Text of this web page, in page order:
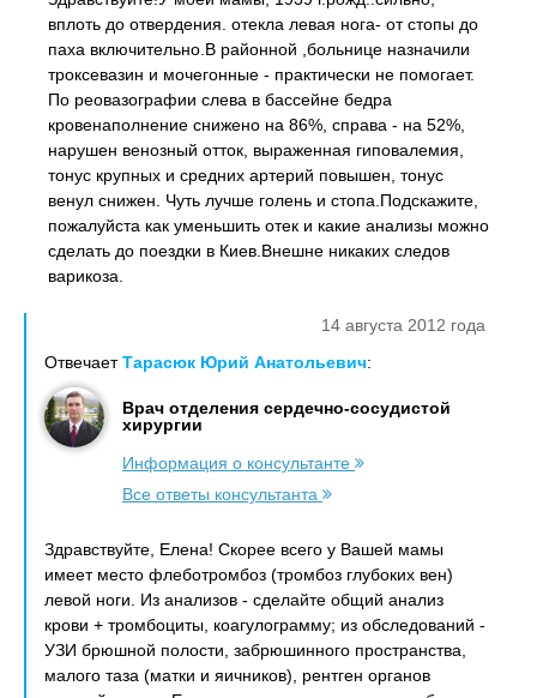
вплоть до отвердения. отекла левая нога- от стопы до
паха включительно.В районной ,больнице назначили
троксевазин и мочегонные - практически не помогает.
По реовазографии слева в бассейне бедра
кровенаполнение снижено на 86%, справа - на 52%,
нарушен венозный отток, выраженная гиповалемия,
тонус крупных и средних артерий повышен, тонус
венул снижен. Чуть лучше голень и стопа.Подскажите,
пожалуйста как уменьшить отек и какие анализы можно
сделать до поездки в Киев.Внешне никаких следов
варикоза.
14 августа 2012 года
ОтвечаетТарасюк Юрий Анатольевич:
Врач отделения сердечно-сосудистой
хирургии
Информация о консультанте
Все ответы консультанта
Здравствуйте, Елена! Скорее всего у Вашей мамы
имеет место флеботромбоз (тромбоз глубоких вен)
левой ноги. Из анализов - сделайте общий анализ
крови + тромбоциты, коагулограмму; из обследований -
УЗИ брюшной полости, забрюшинного пространства,
малого таза (матки и яичников), рентген органов